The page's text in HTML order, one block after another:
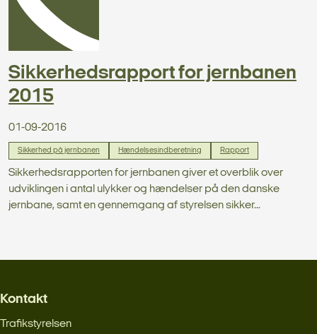
Sikkerhedsrapport for jernbanen
2015
01-09-2016
Sikkerhed på jernbanen Hændelsesindberetning Rapport
Sikkerhedsrapporten for jernbanen giver et overblik over
udviklingen i antal ulykker og hændelser på den danske
jernbane, samt en gennemgang af styrelsen sikker...
Kontakt
Trafikstyrelsen